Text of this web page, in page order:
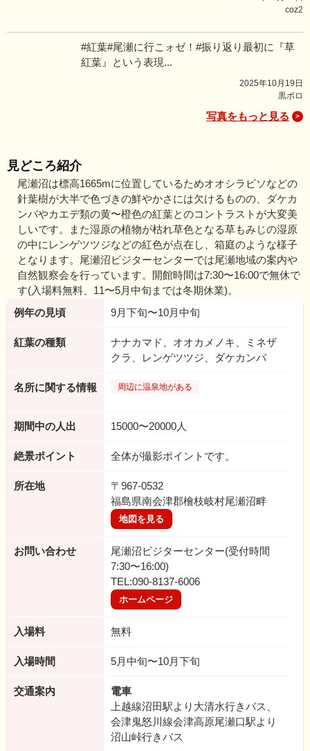
coz2
#紅葉#尾瀬に行こォゼ！#振り返り最初に『草
紅葉』という表現...
2025年10月19日
黒ポロ
写真をもっと見る
見どころ紹介
尾瀬沼は標高1665mに位置しているためオオシラビソなどの
針葉樹が大半で色づきの鮮やかさには欠けるものの、ダケカ
ンバやカエデ類の黄〜橙色の紅葉とのコントラストが大変美
しいです。また湿原の植物が枯れ草色となる草もみじの湿原
の中にレンゲツツジなどの紅色が点在し、箱庭のような様子
となります。尾瀬沼ビジターセンターでは尾瀬地域の案内や
自然観察会を行っています。開館時間は7:30〜16:00で無休で
す(入場料無料、11〜5月中旬までは冬期休業)。
例年の見頃
9月下旬〜10月中旬
紅葉の種類
ナナカマド、オオカメノキ、ミネザ
クラ、レンゲツツジ、ダケカンバ
名所に関する情報 周辺に温泉地がある
期間中の人出 15000〜20000人
絶景ポイント 全体が撮影ポイントです。
所在地
〒967-0532
福島県南会津郡檜枝岐村尾瀬沼畔
地図を見る
お問い合わせ
尾瀬沼ビジターセンター(受付時間
7:30〜16:00)
TEL:090-8137-6006
ホームページ
入場料 無料
入場時間 5月中旬〜10月下旬
交通案内
電車
上越線沼田駅より大清水行きバス、
会津鬼怒川線会津高原尾瀬口駅より
沼山峠行きバス